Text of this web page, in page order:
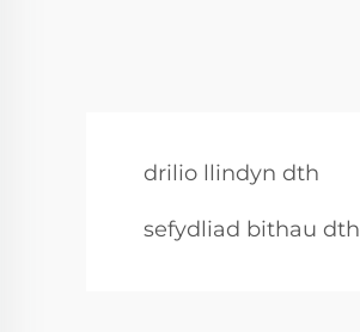
drilio llindyn dth
sefydliad bithau dth